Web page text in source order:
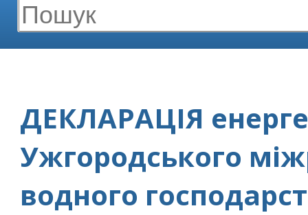
ДЕКЛАРАЦІЯ
Ужгородського
водного